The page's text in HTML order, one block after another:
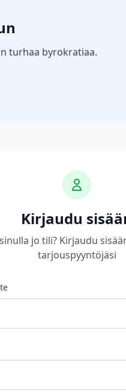
turhaa byrokratiaa.
Kirjaudu
jo tili? Kirjaudu
tarjouspyyntöjäsi